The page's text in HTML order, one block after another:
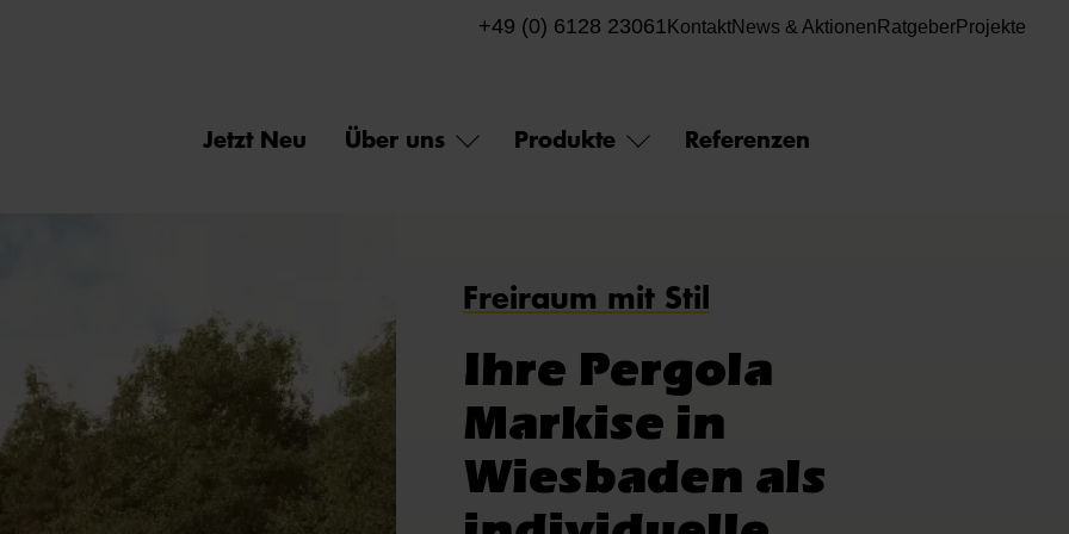
+49 (0) 6128 23061 KontaktNews & Aktionen RatgeberProjekte
Jetzt Neu Über uns Produkte Referenzen
Freiraum mit Stil
Ihre Pergola
Markise in
Wiesbaden als